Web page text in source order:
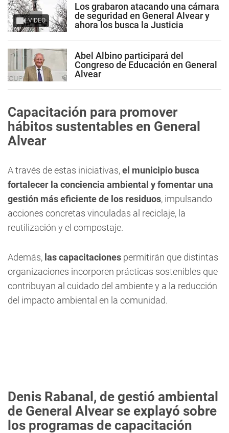
VIDEO
Los grabaron atacando una cámara
de seguridad en General Alvear y
ahora los busca la Justicia
Abel Albino participará del
Congreso de Educación en General
Alvear
Capacitación para promover
hábitos sustentables en General
Alvear
A través de estas iniciativas,el municipio busca
fortalecer la conciencia ambiental y fomentar una
gestión más eficiente de los residuos, impulsando
acciones concretas vinculadas al reciclaje, la
reutilización y el compostaje.
Además, las capacitaciones permitirán que distintas
organizaciones incorporen prácticas sostenibles que
contribuyan al cuidado del ambiente y a la reducción
del impacto ambiental en la comunidad.
Denis Rabanal, de gestió ambiental
de General Alvear se explayó sobre
los programas de capacitación